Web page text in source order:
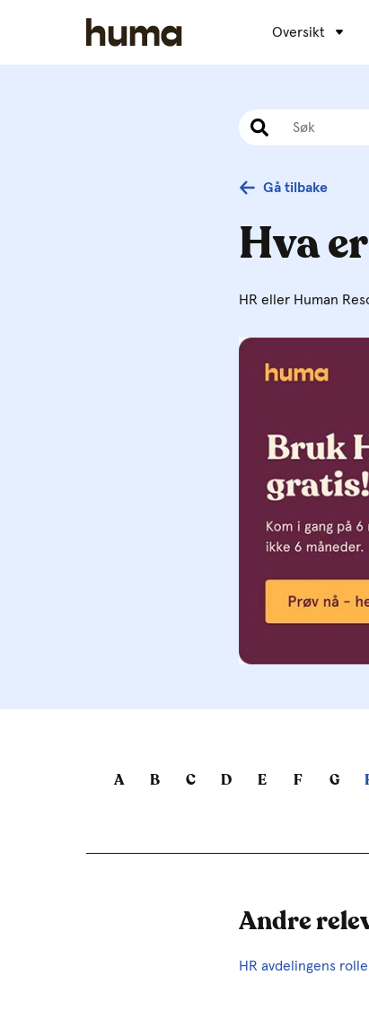
Oversikt
Gå tilbake
Hva
HR eller Human
A B C D E F G
Andre
HR avdelingens rolle